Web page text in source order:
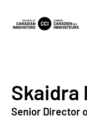
Skaidra
Senior Director